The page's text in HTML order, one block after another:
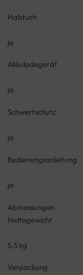
Halstuch
ja
Akkuladegerät
ja
Schwertschutz
ja
Bedienungsanleitung
ja
Abmessungen
Nettogewicht
5.5 kg
Verpackung